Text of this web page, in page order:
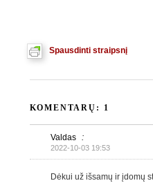
Spausdinti straipsnį
KOMENTARŲ: 1
Valdas :
2022-10-03 19:53
Dėkui už išsamų ir įdomų